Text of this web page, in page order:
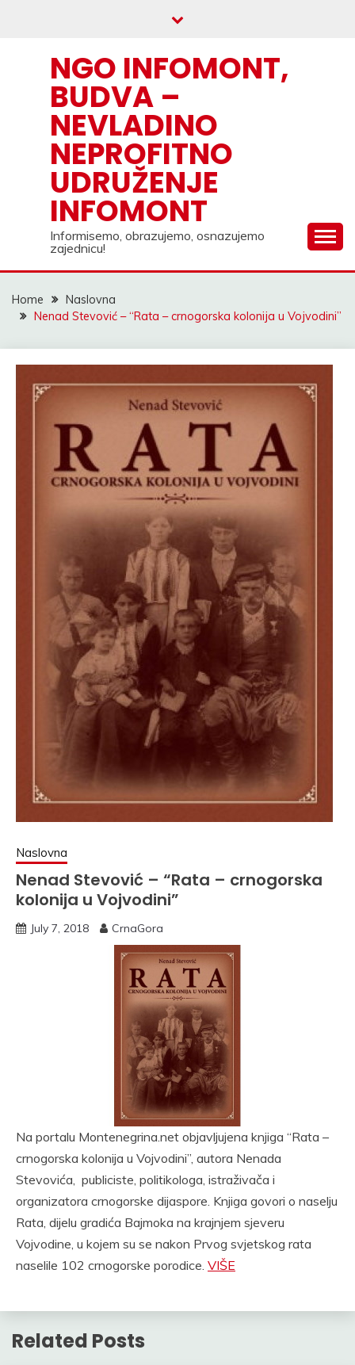
NGO INFOMONT,
BUDVA –
NEVLADINO
NEPROFITNO
UDRUŽENJE
INFOMONT
Informisemo, obrazujemo, osnazujemo
zajednicu!
Home
Naslovna
Nenad Stevović – “Rata – crnogorska kolonija u Vojvodini”
Naslovna
Nenad Stevović – “Rata – crnogorska
kolonija u Vojvodini”
July 7, 2018 CrnaGora
Na portalu Montenegrina.net objavljujena knjiga “Rata –
crnogorska kolonija u Vojvodini”, autora Nenada
Stevovića, publiciste, politikologa, istraživača i
organizatora crnogorske dijaspore. Knjiga govori o naselju
Rata, dijelu gradića Bajmoka na krajnjem sjeveru
Vojvodine, u kojem su se nakon Prvog svjetskog rata
naselile 102 crnogorske porodice. VIŠE
Related Posts